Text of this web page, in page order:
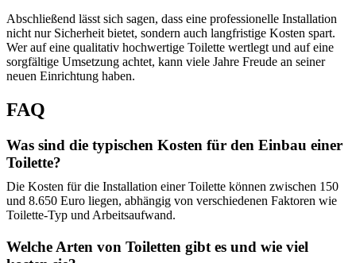
Abschließend lässt sich sagen, dass eine professionelle Installation
nicht nur Sicherheit bietet, sondern auch langfristige Kosten spart.
Wer auf eine qualitativ hochwertige Toilette wertlegt und auf eine
sorgfältige Umsetzung achtet, kann viele Jahre Freude an seiner
neuen Einrichtung haben.
FAQ
Was sind die typischen Kosten für den Einbau einer
Toilette?
Die Kosten für die Installation einer Toilette können zwischen 150
und 8.650 Euro liegen, abhängig von verschiedenen Faktoren wie
Toilette-Typ und Arbeitsaufwand.
Welche Arten von Toiletten gibt es und wie viel